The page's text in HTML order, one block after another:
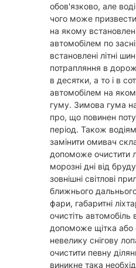
обов'язково, але
чого може
на якому
автомобілем по
встановлені літні
потрапляння в
в десятки, а то і в
автомобілем на
гуму. Зимова гума
про, що повинен
період. Також
замінити омивач
допоможе очистити
морозні дні від
зовнішні світлові
ближнього
фари, габаритні
очистіть автомобіль
допоможе щітка або
невелику снігову
очистити певну
виникне така